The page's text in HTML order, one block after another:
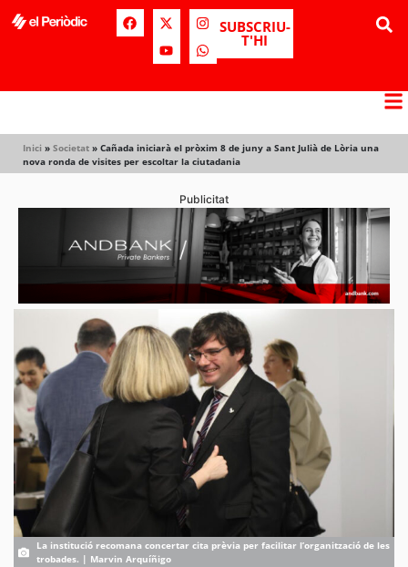
SUBSCRIU-
T'HI
Inici » Societat » Cañada iniciarà el pròxim 8 de juny a Sant Julià de Lòria una
nova ronda de visites per escoltar la ciutadania
Publicitat
La institució recomana concertar cita prèvia per facilitar l’organització de les
trobades. | Marvin Arquíñigo